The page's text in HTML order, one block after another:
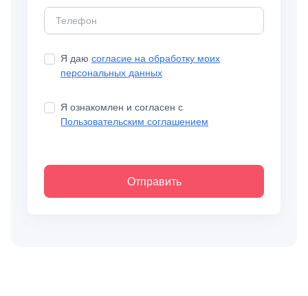
Я даю согласие на обработку моих
персональных данных
Я ознакомлен и согласен с
Пользовательским соглашением
Отправить